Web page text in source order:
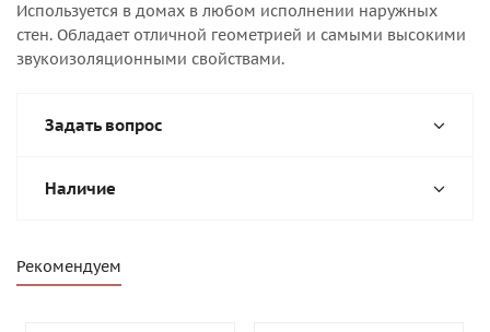
Используется в домах в любом исполнении наружных
стен. Обладает отличной геометрией и самыми высокими
звукоизоляционными свойствами.
Задать вопрос
Наличие
Рекомендуем